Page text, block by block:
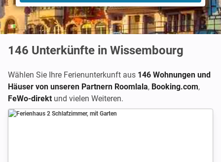
146 Unterkünfte in Wissembourg
Wählen Sie Ihre Ferienunterkunft aus 146 Wohnungen und
Häuser von unseren Partnern Roomlala, Booking.com,
FeWo-direkt und vielen Weiteren.